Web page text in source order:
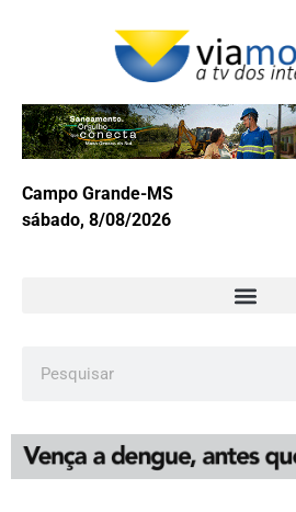
Campo Grande-MS
sábado, 8/08/2026